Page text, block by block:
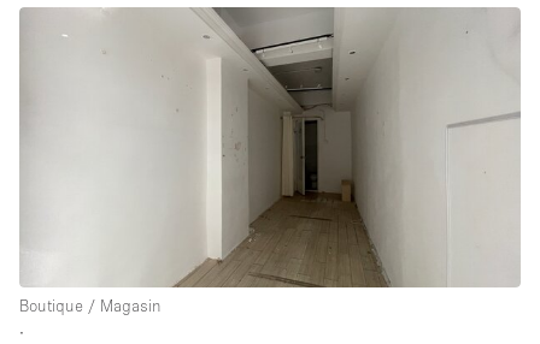
Boutique / Magasin
∙